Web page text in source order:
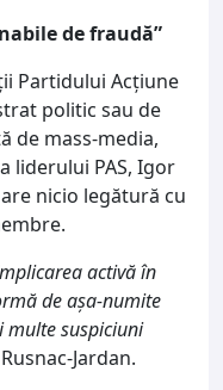
de fraudă”
Partidului Acțiune
politic sau de
de mass-media,
liderului PAS, Igor
nicio legătură cu
activă în
de așa-numite
multe suspiciuni
Jardan.